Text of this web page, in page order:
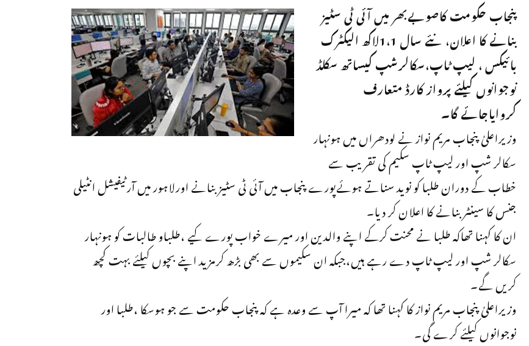
پنجاب حکومت کاصوبےبھر میں آئی ٹی سٹیز
بنانے کا اعلان،نئے سال 1،1لاکھ الیکٹرک
بائیکس ، لیپ ٹاپ،سکالرشپ کیساتھ سکلڈ
نوجوانوں کیلئے پرواز کارڈ متعارف
کروایاجائے گا۔
وزیراعلیٰ پنجاب مریم نواز نے لودھراں میں ہونہار
سکالر شپ اور لیپ ٹاپ سکیم کی تقریب سے
خطاب کے دوران طلبا کو نوید سناتے ہوئےپورے پنجاب میں آئی ٹی سٹیز بنانے اورلاہور میں آرٹیفیشل انٹیلی
جنس کا سینٹر بنانے کا اعلان کر دیا۔
ان کا کہنا تھاکہ طلبا نے محنت کرکے اپنے والدین اور میرے خواب پورے کیے ،طلباو طالبات کو ہونہار
سکالر شپ اور لیپ ٹاپ دے رہے ہیں،جبکہ ان سکیموں سے بھی بڑھ کرمزید اپنے بچوں کیلئے بہت کچھ
کریں گے۔
وزیراعلیٰ پنجاب مریم نواز کا کہنا تھا کہ میرا آپ سے وعدہ ہے کہ پنجاب حکومت سے جو ہوسکا ،طلبا اور
نوجوانوں کیلئے کرے گی۔